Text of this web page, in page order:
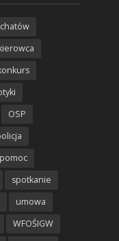
OSP
pomoc
spotkanie
umowa
WFOŚIGW